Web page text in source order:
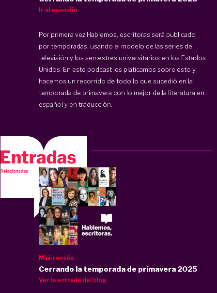
Ir al episodio
Por primera vez Hablemos, escritoras será publicado
por temporadas, usando el modelo de las series de
televisión y los semestres universitarios en los Estados
Unidos. En este podcast les platicamos sobre esto y
hacemos un recorrido de todo lo que sucedió en la
temporada de primavera con lo mejor de la literatura en
español y en traducción.
Mini-reseña
Cerrando la temporada de primavera 2025
Ver la entrada del blog